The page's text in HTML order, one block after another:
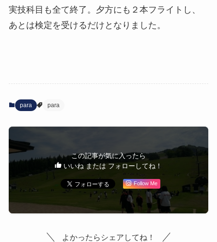
実技科目も全て終了。夕方にも２本フライトし、
あとは検定を受けるだけとなりました。
para para
この記事が気に入ったら
いいね または フォローしてね！
Follow Me
よかったらシェアしてね！